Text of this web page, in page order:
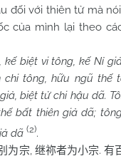
đối với thiên tử mà
của mình lại theo
kế biệt vi tông, kế Nỉ
tông, hữu ngũ thế
biệt tử chi hậu dã.
bất thiên giả dã;
dã (2).
为宗, 继祢者为小宗.有